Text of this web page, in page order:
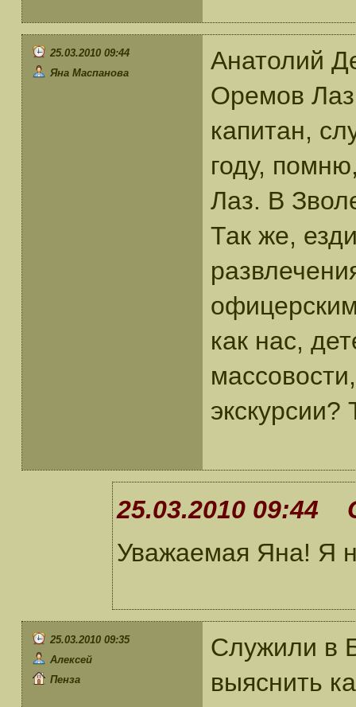
25.03.2010 09:44
Яна Маспанова
Анатолий
Оремов
капитан,
году,
Лаз. В
Так же,
как нас,
25.03.2010 09:44
Уважаемая Яна! Я
25.03.2010 09:35
Алексей
Пенза
Служили в
выяснить